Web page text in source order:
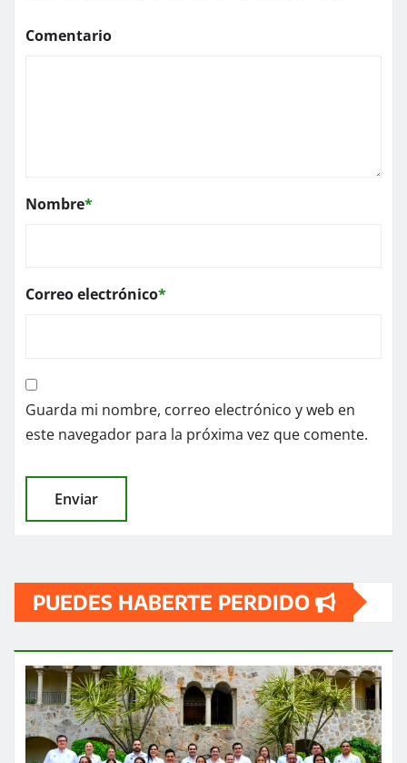
Comentario
Nombre*
Correo electrónico*
Guarda mi nombre, correo electrónico y web en
este navegador para la próxima vez que comente.
PUEDES HABERTE PERDIDO